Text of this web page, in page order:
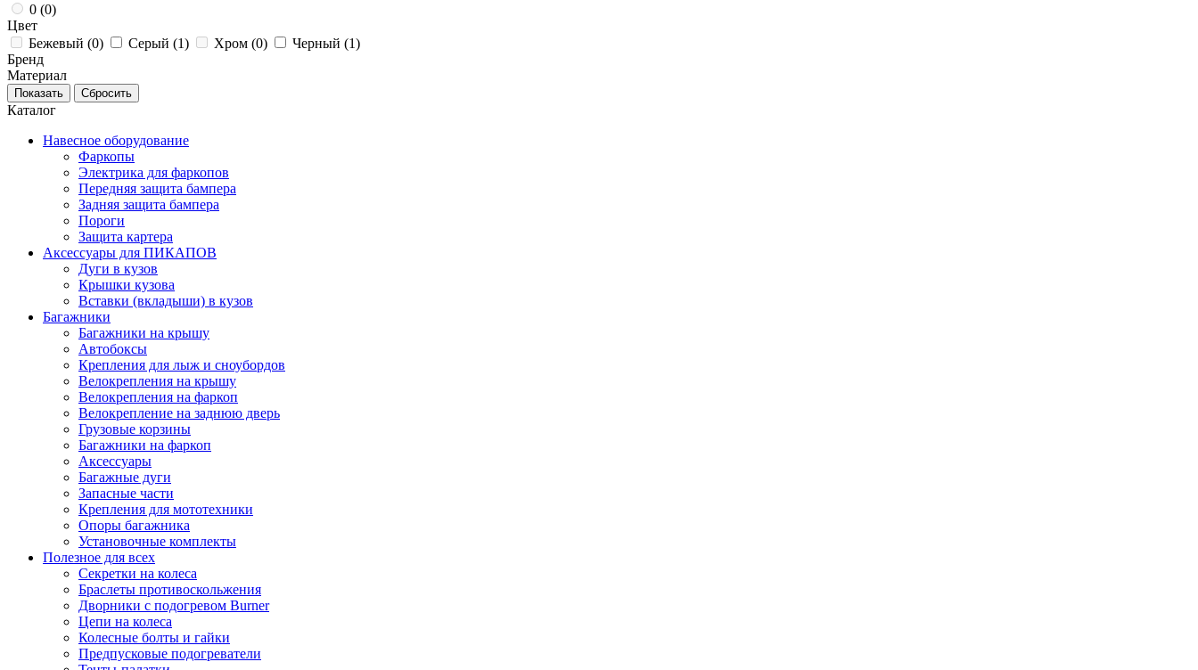
0 (0)
Цвет
Бежевый (0) Серый (1) Хром (0) Черный (1)
Бренд
Материал
Каталог
Навесное оборудование
Фаркопы
Электрика для фаркопов
Передняя защита бампера
Задняя защита бампера
Пороги
Защита картера
Аксессуары для ПИКАПОВ
Дуги в кузов
Крышки кузова
Вставки (вкладыши) в кузов
Багажники
Багажники на крышу
Автобоксы
Крепления для лыж и сноубордов
Велокрепления на крышу
Велокрепления на фаркоп
Велокрепление на заднюю дверь
Грузовые корзины
Багажники на фаркоп
Аксессуары
Багажные дуги
Запасные части
Крепления для мототехники
Опоры багажника
Установочные комплекты
Полезное для всех
Секретки на колеса
Браслеты противоскольжения
Дворники с подогревом Burner
Цепи на колеса
Колесные болты и гайки
Предпусковые подогреватели